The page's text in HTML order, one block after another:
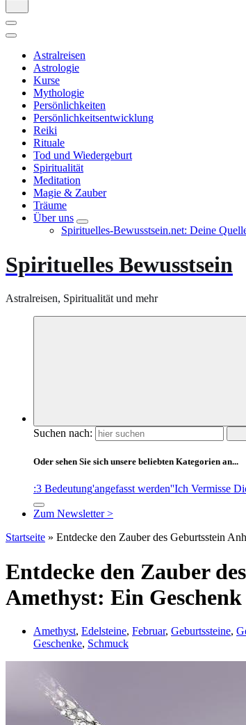
Astralreisen
Astrologie
Kurse
Mythologie
Persönlichkeiten
Persönlichkeitsentwicklung
Reiki
Rituale
Tod und Wiedergeburt
Spiritualität
Meditation
Magie & Zauber
Träume
Über uns
Spirituelles-Bewusstsein.net: Deine
Spirituelles Bewusstsein
Astralreisen, Spiritualität und mehr
Suchen nach:
Oder sehen Sie sich unsere beliebten Kategorien an...
:3 Bedeutung'angefasst werden''Ich Vermisse
Zum Newsletter >
Startseite » Entdecke den Zauber des Geburtsstein
Entdecke den Zauber
Amethyst: Ein
Amethyst, Edelsteine, Februar, Geburtssteine,
Geschenke, Schmuck